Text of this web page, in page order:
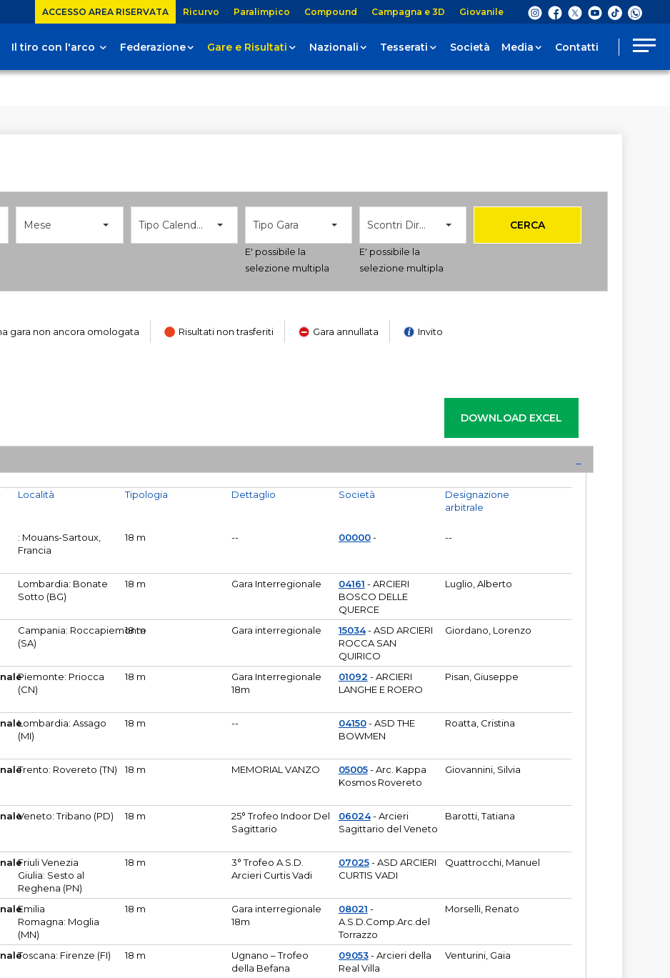
ACCESSO AREA RISERVATA Ricurvo Paralimpico Compound Campagna e 3D Giovanile
Il tiro con l'arco Federazione Gare e Risultati Nazionali Tesserati Società Media Contatti
Mese Tipo Calendario Tipo Gara
E' possibile la
selezione multipla
Scontri Diretti
E' possibile la
selezione multipla
CERCA
gara non ancora omologata Risultati non trasferiti Gara annullata Invito
Località
: Mouans-Sartoux,
Francia
Tipologia
18 m
Dettaglio
--
Società
00000-
Designazione
arbitrale
--
Lombardia: Bonate
Sotto (BG)
18 m Gara Interregionale 04161 - ARCIERI
BOSCO DELLE
QUERCE
Luglio, Alberto
Campania: Roccapiemonte
(SA)
18 m Gara interregionale 15034- ASD ARCIERI
ROCCA SAN
QUIRICO
Giordano, Lorenzo
Piemonte: Priocca
(CN)
18 m
Gara Interregionale
18m
01092 - ARCIERI
LANGHE E ROERO
Pisan, Giuseppe
Lombardia: Assago
(MI)
18 m -- 04150- ASD THE
BOWMEN
Roatta, Cristina
Trento: Rovereto (TN) 18 m MEMORIAL VANZO 05005- Arc. Kappa
Kosmos Rovereto
Giovannini, Silvia
Veneto: Tribano (PD) 18 m
25° Trofeo Indoor Del
Sagittario
06024- Arcieri
Sagittario del Veneto
Barotti, Tatiana
Friuli Venezia
Giulia: Sesto al
Reghena (PN)
18 m
3° Trofeo A.S.D.
Arcieri Curtis Vadi
07025- ASD ARCIERI
CURTIS VADI
Quattrocchi, Manuel
Emilia
Romagna: Moglia
(MN)
18 m
Gara interregionale
18m
08021 -
A.S.D.Comp.Arc.del
Torrazzo
Morselli, Renato
Toscana: Firenze (FI) 18 m
Ugnano – Trofeo
della Befana
09053- Arcieri della
Real Villa
Venturini, Gaia